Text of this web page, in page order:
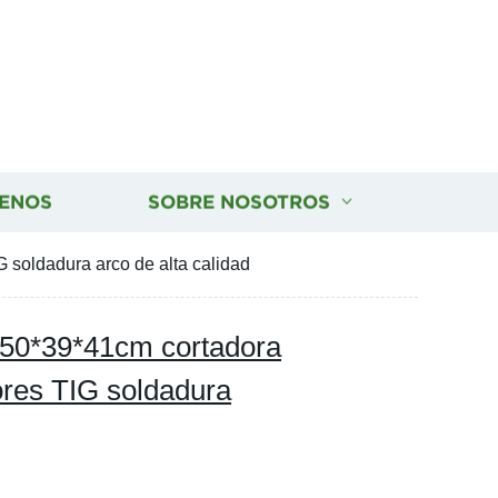
SOBRE NOSOTROS
soldadura arco de alta calidad
cortadora
TIG soldadura